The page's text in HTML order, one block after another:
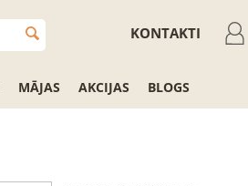
KONTAKTI
MĀJAS AKCIJAS BLOGS